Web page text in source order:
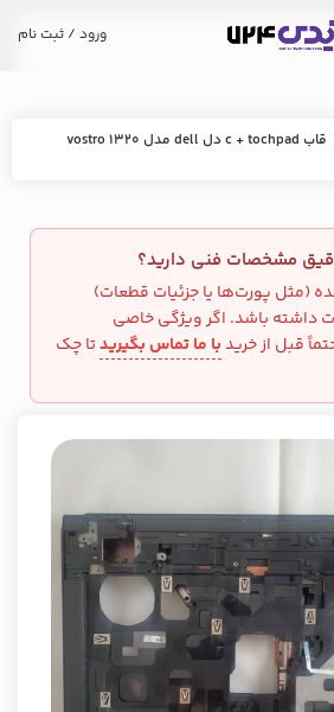
ورود / ثبت نام
قاب c + tochpad دل dell مدل vostro 1320
مشخصات فنی دارید؟
(مثل پورت‌ها یا جزئیات قطعات)
داشته باشد. اگر ویژگی خاصی
قبل از خریدبا ما تماس بگیریدتا چک